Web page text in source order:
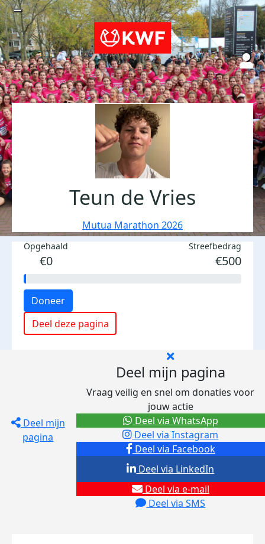
Teun de Vries
Mutua Marathon 2026
Opgehaald
€0
Streefbedrag
€500
Doneer
Deel deze pagina
Deel mijn
pagina
Deel mijn pagina
Vraag veilig en snel om donaties voor
jouw actie
Deel via Facebook
Deel via Instagram
Deel via e-mail
Deel via SMS
Deel via LinkedIn
Deel via WhatsApp